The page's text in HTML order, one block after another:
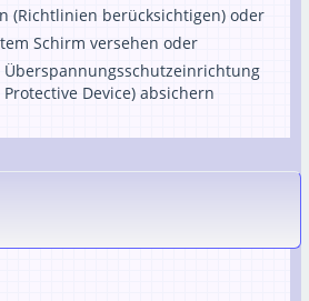
(Richtlinien berücksichtigen) oder
Schirm versehen oder
Protective Device) absichern